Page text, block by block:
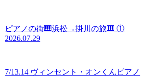
ピアノの街🎹浜松→掛川の旅🎹 ①
2026.07.29
7/13.14 ヴィンセント・オンくんピアノ